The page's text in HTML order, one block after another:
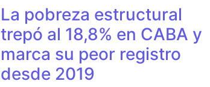
La pobreza estructural
trepó al 18,8% en CABA y
marca su peor registro
desde 2019